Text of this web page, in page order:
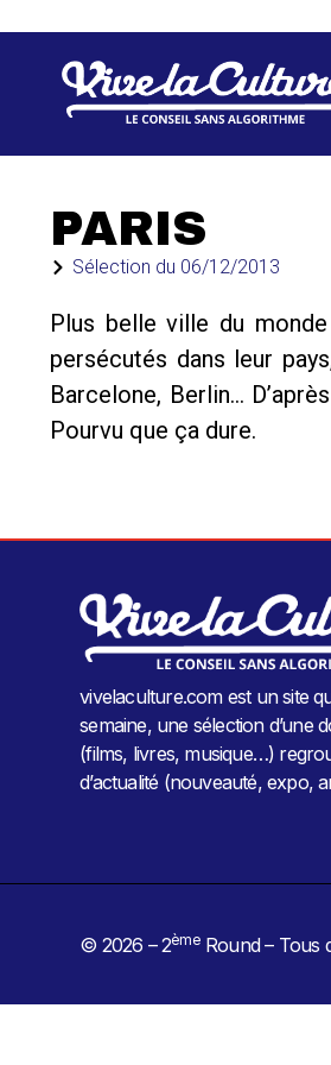
PARIS
Sélection du 06/12/2013
Plus belle ville du
persécutés dans leur
Barcelone, Berlin…
Pourvu que ça dure.
vivelaculture.com est un site
semaine, une sélection d’une
(films, livres, musique…)
d’actualité (nouveauté, expo,
© 2026 – 2èmeRound – Tous